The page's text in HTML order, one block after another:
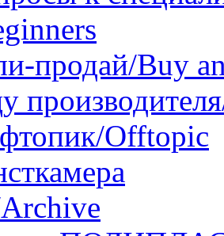
продай/Buy
Offtopic